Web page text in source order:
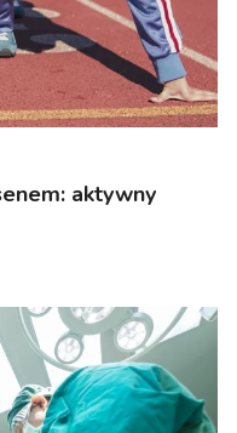
aktywny